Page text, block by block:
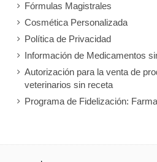
Fórmulas Magistrales
Cosmética Personalizada
Política de Privacidad
Información de Medicamentos
Autorización para la venta de
veterinarios sin receta
Programa de Fidelización: